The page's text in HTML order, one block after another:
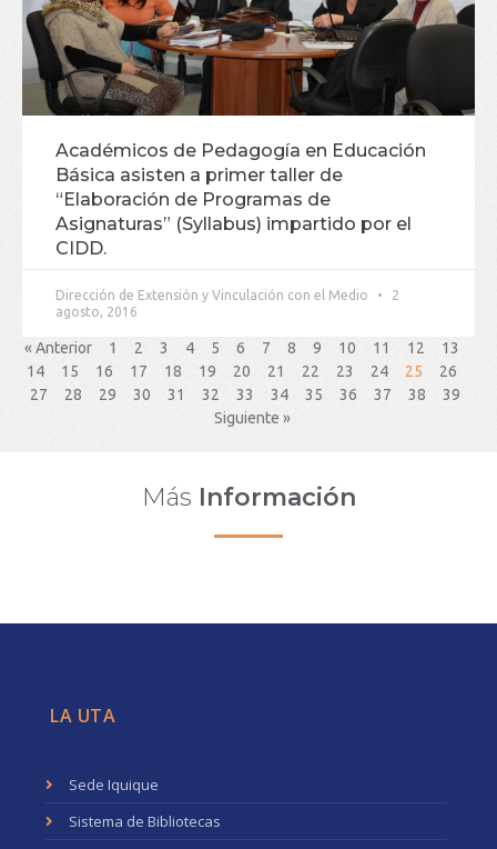
Académicos de Pedagogía en Educación
Básica asisten a primer taller de
“Elaboración de Programas de
Asignaturas” (Syllabus) impartido por el
CIDD.
Dirección de Extensión y Vinculación con el Medio
2
agosto, 2016
« Anterior 1 2 3 4 5 6 7 8 9 10 11 12
13
14
15 16 17 18 19 20 21 22 23 24 25
26
27
28 29 30 31 32 33 34 35 36 37 38
39
Siguiente »
Más Información
LA UTA
Sede Iquique
Sistema de Bibliotecas